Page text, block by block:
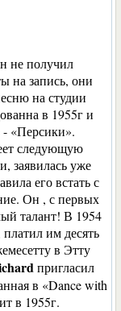
не получил
на запись, они
на студии
в 1955г и
- «Персики».
следующую
заявилась уже
его встать с
Он , с первых
талант! В 1954
им десять
в Этту
пригласил
в «Dance with
в 1955г.